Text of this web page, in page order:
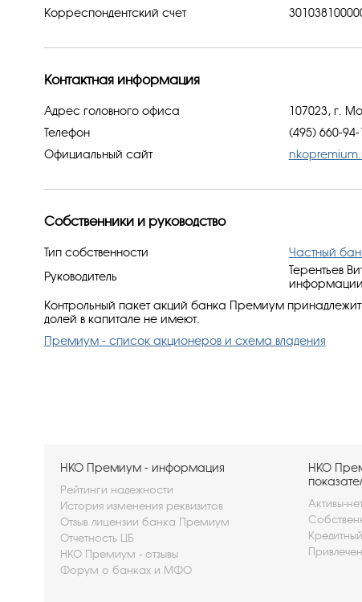
Корреспондентский счет
Контактная информация
Адрес головного офиса
107023, г.
Телефон
(495) 660-94-
Официальный сайт
Собственники и руководство
Тип собственности
Частный
Руководитель
Терентьев
Контрольный пакет акций банка Премиум
долей в капитале не имеют.
Премиум - список акционеров и схема владения
НКО Премиум - информация
Рейтинги надежности
История изменения реквизитов
Отзыв лицензии банка Премиум
Отчетность ЦБ
НКО Премиум - отзывы
Форум о банках и МФО
НКО
Активы-